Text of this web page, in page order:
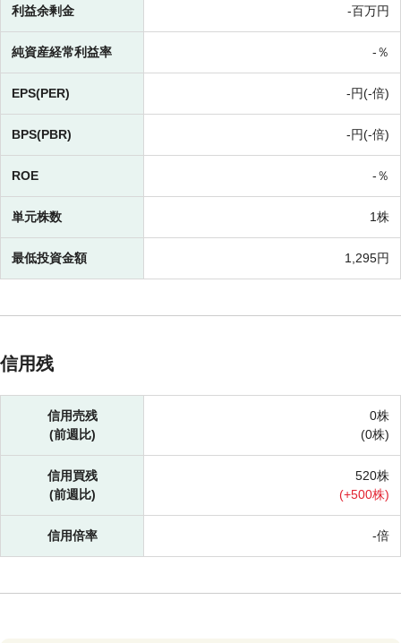
利益余剰金 -百万円
純資産経常利益率 -％
EPS(PER) -円(-倍)
BPS(PBR) -円(-倍)
ROE -％
単元株数 1株
最低投資金額 1,295円
信用残
信用売残
(前週比)
0株
(0株)
信用買残
(前週比)
520株
(+500株)
信用倍率 -倍